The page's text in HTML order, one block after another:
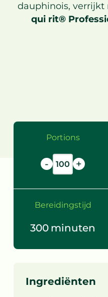
dauphinois, verrijkt
qui rit®
Portions
- +
Bereidingstijd
300 minuten
Ingrediënten